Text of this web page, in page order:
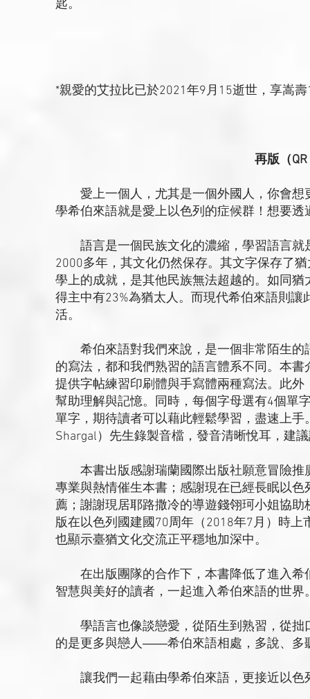
匙。
*親愛的艾拉比已於2021年9月15逝世，享嵩
再版（
愛上一個人，尤其是一個外國人，你會想
學希伯來語就是愛上以色列的症候群！想要
語言是一個民族文化的濃縮，學習語言就
2000多年，其文化仍然保存。其文字保存了
學上的成就，是其他民族無法超越的。如同
得主中有23%為猶太人。而現代希伯來語則
活。
希伯來語對我們來說，是一個非常陌生的
的寫法，都和我們熟習的語言體系不同。本
提供字帖練習印刷體與手寫體兩種寫法。此
幫助理解與記憶。同時，每個字母選有4個單
單字，期待讀者可以藉此輕鬆學習，盡速上
Shargal）先生錄製音檔，發音清晰悅耳，建
本書出版感謝瑞蘭國際出版社願意冒險推
專業與熱情催生本書；感謝現在已經長眠以色
薦；謝謝現居耶路撒冷的導遊錢翎珂小姐協
版在以色列國建國70周年（2018年7月）時
也顯示臺猶文化交流正平穩地加深中。
在出版團隊的合作下，本書降低了進入希
智慧與美好的讀者，一起進入希伯來語的世界
學語言也像談戀愛，從陌生到熟習，從拙
的是更多與戀人――希伯來語相處，多說、多
讓我們一起藉由學希伯來語，更接近以色